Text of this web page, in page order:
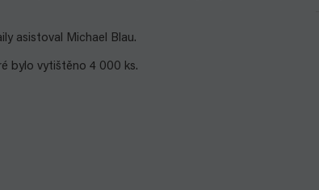
asistoval Michael Blau.
bylo vytištěno 4 000 ks.